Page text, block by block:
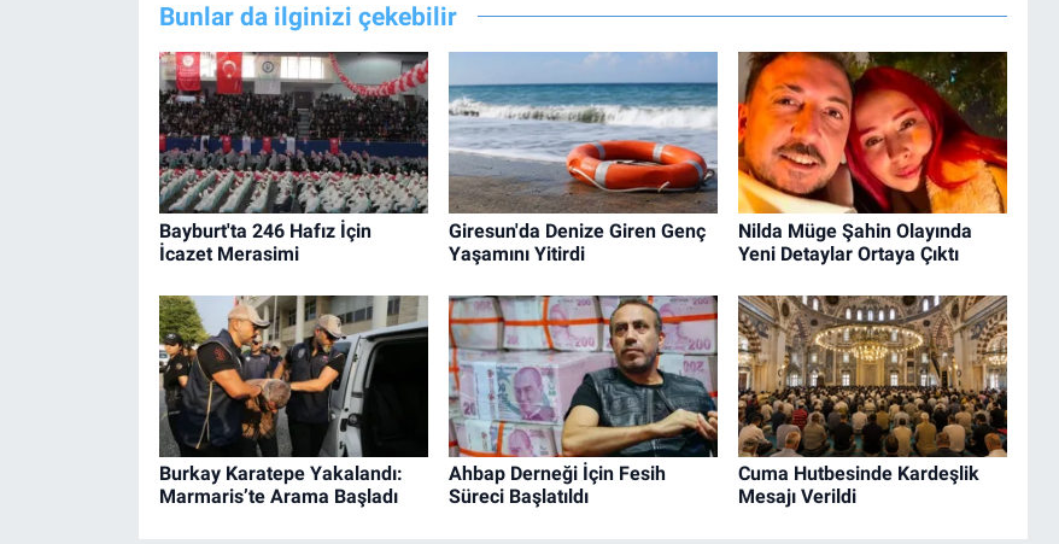
Bunlar da ilginizi çekebilir
Bayburt'ta 246 Hafız İçin
İcazet Merasimi
Giresun'da Denize Giren Genç
Yaşamını Yitirdi
Nilda Müge Şahin Olayında
Yeni Detaylar Ortaya Çıktı
Burkay Karatepe Yakalandı:
Marmaris’te Arama Başladı
Ahbap Derneği İçin Fesih
Süreci Başlatıldı
Cuma Hutbesinde Kardeşlik
Mesajı Verildi